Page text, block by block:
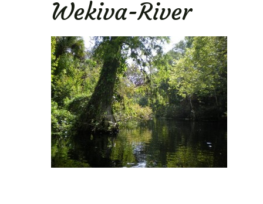
Wekiva-River